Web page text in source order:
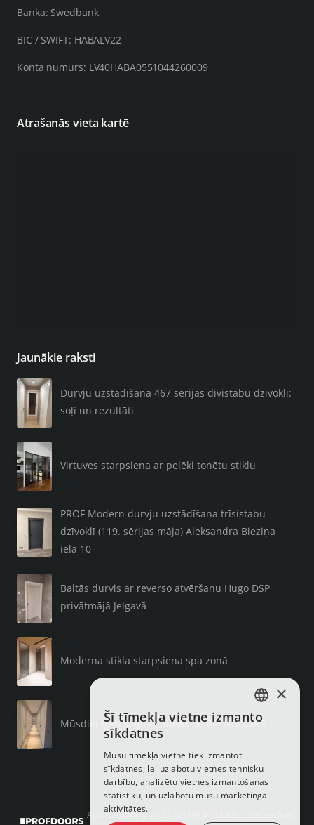
Banka: Swedbank
BIC / SWIFT: HABALV22
Konta numurs: LV40HABA0551044260009
Atrašanās vieta kartē
Jaunākie raksti
Durvju uzstādīšana 467 sērijas divistabu dzīvoklī:
soļi un rezultāti
Virtuves starpsiena ar pelēki tonētu stiklu
PROF Modern durvju uzstādīšana trīsistabu
dzīvoklī (119. sērijas māja) Aleksandra Bieziņa
iela 10
Baltās durvis ar reverso atvēršanu Hugo DSP
privātmājā Jelgavā
Moderna stikla starpsiena spa zonā
Mūsdienīgas slēptās durvis no PROFDOORS
Autortiesības © 2025, SIA PROFDOORS, visas tiesības
LATVIAN
ENGLISH
×
Šī tīmekļa vietne izmanto
sīkdatnes
Mūsu tīmekļa vietnē tiek izmantoti
sīkdatnes, lai uzlabotu vietnes tehnisku
darbību, analizētu vietnes izmantošanas
statistiku, un uzlabotu mūsu mārketinga
aktivitātes.